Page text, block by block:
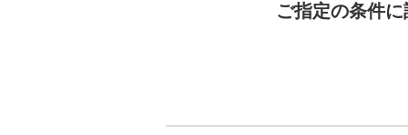
ご指定の条件